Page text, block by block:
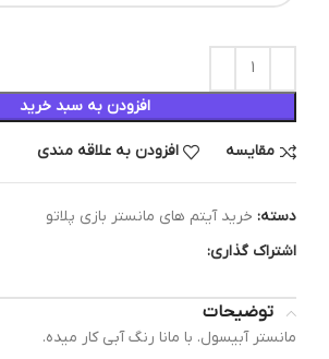
افزودن به سبد خرید
مقایسه افزودن به علاقه مندی
دسته: خرید آیتم های مانستر بازی پلاتو
اشتراک گذاری:
توضیحات
مانستر آبیسول. با مانا رنگ آبی کار میده.